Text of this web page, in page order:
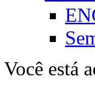
Você está